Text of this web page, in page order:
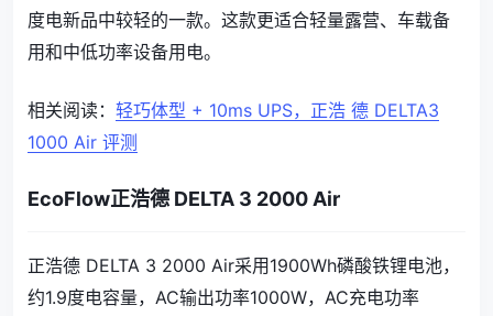
度电新品中较轻的一款。这款更适合轻量露营、车载备
用和中低功率设备用电。
相关阅读： 轻巧体型 + 10ms UPS，正浩 德 DELTA3
1000 Air 评测
EcoFlow正浩德 DELTA 3 2000 Air
正浩德 DELTA 3 2000 Air采用1900Wh磷酸铁锂电池，
约1.9度电容量，AC输出功率1000W，AC充电功率